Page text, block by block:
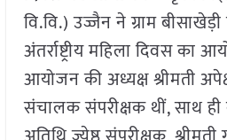
वि.वि.) उज्जैन ने ग्राम
अंतर्राष्ट्रीय महिला दिवस का
आयोजन की अध्यक्ष श्रीमती
संचालक संपरीक्षक थीं, साथ ही